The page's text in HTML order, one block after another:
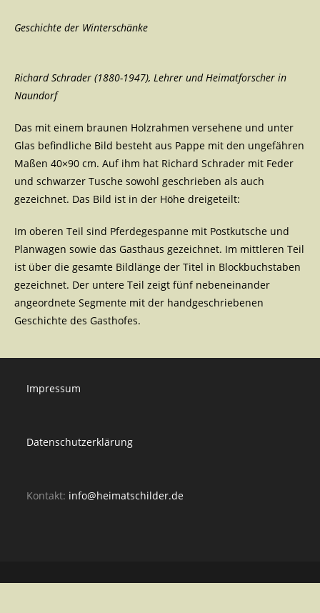
Geschichte der Winterschänke
Richard Schrader (1880-1947), Lehrer und Heimatforscher in
Naundorf
Das mit einem braunen Holzrahmen versehene und unter
Glas befindliche Bild besteht aus Pappe mit den ungefähren
Maßen 40×90 cm. Auf ihm hat Richard Schrader mit Feder
und schwarzer Tusche sowohl geschrieben als auch
gezeichnet. Das Bild ist in der Höhe dreigeteilt:
Im oberen Teil sind Pferdegespanne mit Postkutsche und
Planwagen sowie das Gasthaus gezeichnet. Im mittleren Teil
ist über die gesamte Bildlänge der Titel in Blockbuchstaben
gezeichnet. Der untere Teil zeigt fünf nebeneinander
angeordnete Segmente mit der handgeschriebenen
Geschichte des Gasthofes.
Impressum
Datenschutzerklärung
Kontakt: info@heimatschilder.de